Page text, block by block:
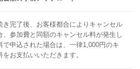
き完了後、お客様都合によりキャンセル
、参加費と同額のキャンセル料が発生し
で申込された場合は、一律1,000円のキ
をお支払いいただきます。